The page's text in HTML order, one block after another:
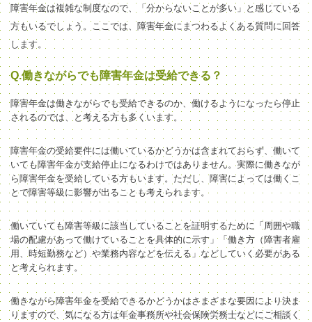
障害年金は複雑な制度なので、「分からないことが多い」と感じている
方もいるでしょう。ここでは、障害年金にまつわるよくある質問に回答
します。
Q.働きながらでも障害年金は受給できる？
障害年金は働きながらでも受給できるのか、働けるようになったら停止
されるのでは、と考える方も多くいます。
障害年金の受給要件には働いているかどうかは含まれておらず、働いて
いても障害年金が支給停止になるわけではありません。実際に働きなが
ら障害年金を受給している方もいます。ただし、障害によっては働 くこ
とで障害等級に影響が出ることも考えられます 。
働いていても障害等級に該当していることを証明するために「周囲や職
場の配慮があって働けていることを具体的に示す」「働き方（障害者雇
用、時短勤務など）や業務内容などを伝える」などしていく必要がある
と考えられます。
働きながら障害年金を受給できるかどうかはさまざまな要因により決ま
りますので、気になる方は年金事務所や社会保険労務士などにご相談く